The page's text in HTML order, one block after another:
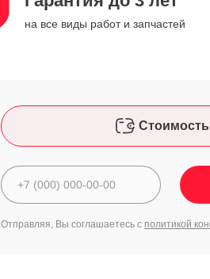
на все виды работ и запчастей
Отправляя, Вы соглашаетесь с политикой